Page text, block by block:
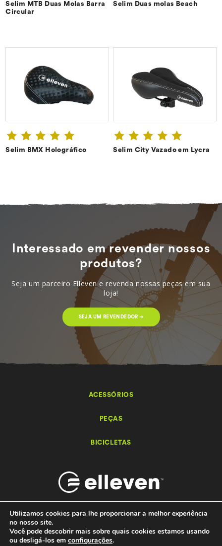
Selim MTB Duas Molas Barra
Circular
Selim Duas molas Beach
Selim BMX Holográfico Selim City Vazado em Lycra
Interessado em revender nossos
produtos?
Seja um parceiro Elleven e revenda nossas peças em sua
loja!
SEJA UM REVENDEDOR ➔
ACESSÓRIOS
PEÇAS
BICICLETAS
Elleven – Bikes e Acessórios - 2026 Todos os direitos reservados.
Utilizamos cookies para lhe proporcionar a melhor experiência
no nosso site.
Você pode descobrir mais sobre quais cookies estamos usando
ou desligá-los em configurações.